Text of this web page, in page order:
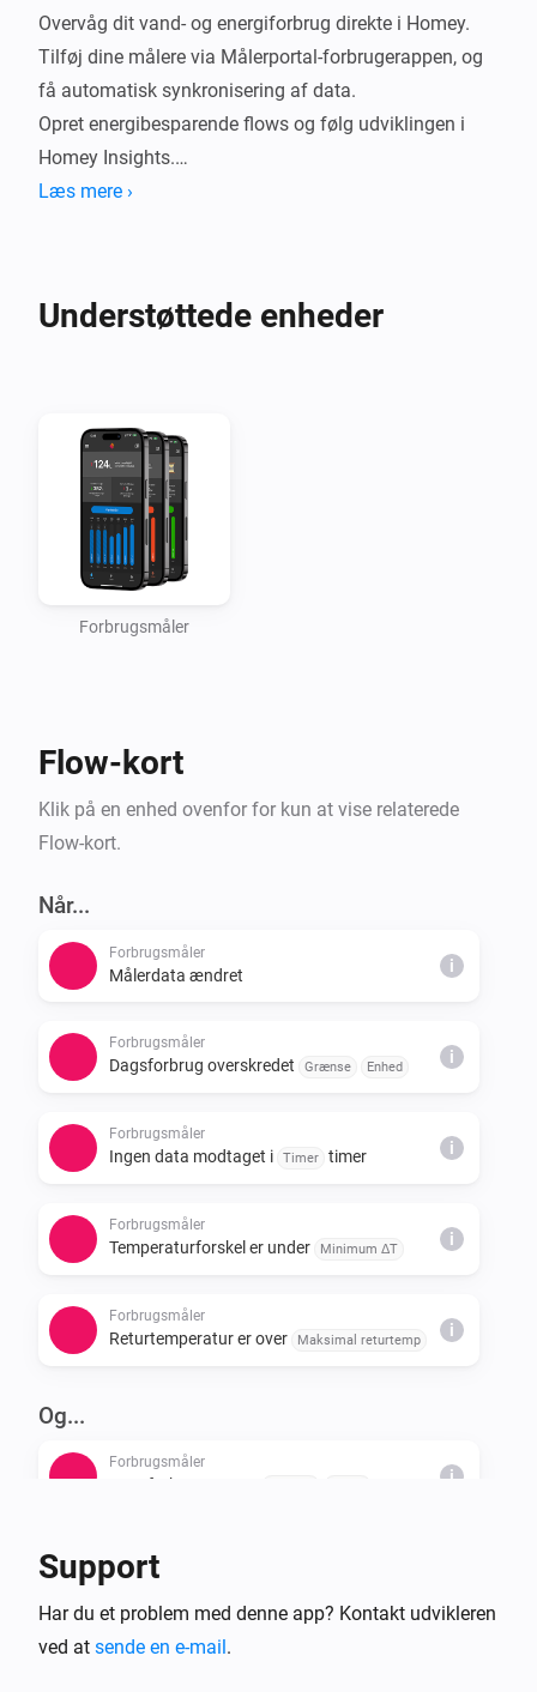
Overvåg dit vand- og energiforbrug direkte i Homey.
Tilføj dine målere via Målerportal-forbrugerappen, og
få automatisk synkronisering af data.
Opret energibesparende flows og følg udviklingen i
Homey Insights.
Læs mere ›
Understøttede enheder
Forbrugsmåler
Flow-kort
Klik på en enhed ovenfor for kun at vise relaterede
Flow-kort.
Når...
Forbrugsmåler
Målerdata ændret i
Forbrugsmåler
Dagsforbrug overskredet Grænse Enhed
i
Forbrugsmåler
Ingen data modtaget i Timer timer i
Forbrugsmåler
Temperaturforskel er under Minimum ΔT
i
Forbrugsmåler
Returtemperatur er over Maksimal returtemp
i
Og...
Forbrugsmåler
Dagsforbrug er over i
Forbrugsmåler
Har modtaget data inden for
Forbrugsmåler
Support
Har du et problem med denne app? Kontakt udvikleren
ved at sende en e-mail.